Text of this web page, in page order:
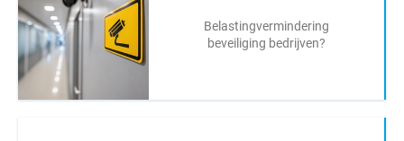
Belastingvermindering
beveiliging bedrijven?